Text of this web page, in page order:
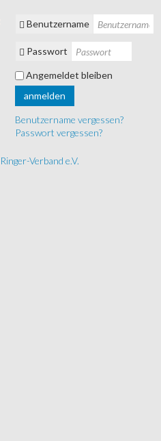
Benutzername
Passwort
Angemeldet bleiben
anmelden
Benutzername vergessen?
Passwort vergessen?